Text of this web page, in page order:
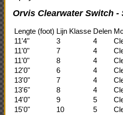
Orvis Clearwater Switch -
Lengte (foot) Lijn Klasse Delen
11'4"
3 4
11'0"
7 4
11'0"
8 4
12'0"
6 4
13'0"
7 4
13'6"
8 4
14'0"
9 5
15'0"
10 5